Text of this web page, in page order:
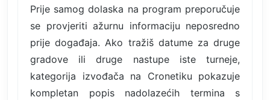
Prije samog dolaska na program preporučuje
se provjeriti ažurnu informaciju neposredno
prije događaja. Ako tražiš datume za druge
gradove ili druge nastupe iste turneje,
kategorija izvođača na Cronetiku pokazuje
kompletan popis nadolazećih termina s